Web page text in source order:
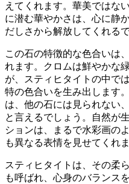
えてくれます。華美ではな
に潜む華やかさは、心に静
だしさから解放してくれるで
この石の特徴的な色合いは
れます。クロムは鮮やかな
が、スティヒタイトの中で
特の色合いを生み出します
は、他の石には見られない
と言えるでしょう。自然が
ションは、まるで水彩画の
も異なる表情を見せてくれま
スティヒタイトは、その柔
も呼ばれ、心身のバランス